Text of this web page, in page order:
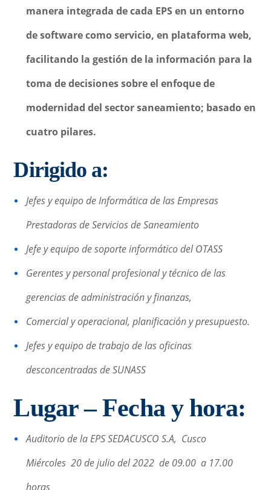
manera integrada de cada EPS en un entorno
de software como servicio, en plataforma web,
facilitando la gestión de la información para la
toma de decisiones sobre el enfoque de
modernidad del sector saneamiento; basado en
cuatro pilares.
Dirigido a:
Jefes y equipo de Informática de las Empresas
Prestadoras de Servicios de Saneamiento
Jefe y equipo de soporte informático del OTASS
Gerentes y personal profesional y técnico de las
gerencias de administración y finanzas,
Comercial y operacional, planificación y presupuesto.
Jefes y equipo de trabajo de las oficinas
desconcentradas de SUNASS
Lugar – Fecha y hora:
Auditorio de la EPS SEDACUSCO S.A, Cusco
Miércoles 20 de julio del 2022 de 09.00 a 17.00
horas